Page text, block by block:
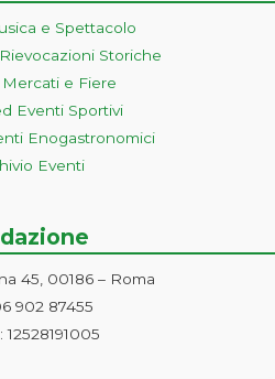
e Spettacolo
Storiche
e Fiere
Eventi Sportivi
Enogastronomici
Eventi
45, 00186 – Roma
902 87455
12528191005